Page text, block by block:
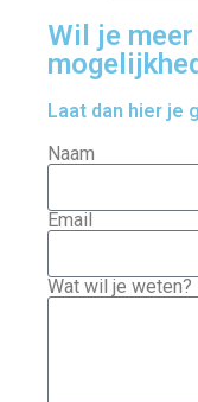
Wil je
Laat dan hier je
Naam
Email
Wat wil je weten?